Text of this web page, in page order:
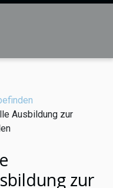
Ausbildung zur
zur